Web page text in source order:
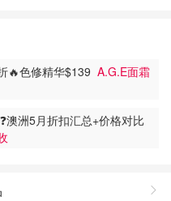
🔥色修精华$139 A.G.E面霜
澳洲5月折扣汇总+价格对比